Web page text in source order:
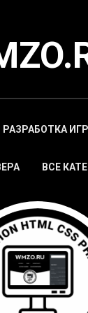
РАЗРАБОТКА ИГР
МОБИЛЬНЫХ
ИГР
HTML5
ИГРЫ
СКРИПТЫ
WEB
ВСЕ